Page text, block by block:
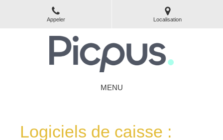
Appeler Localisation
MENU
Logiciels de caisse :